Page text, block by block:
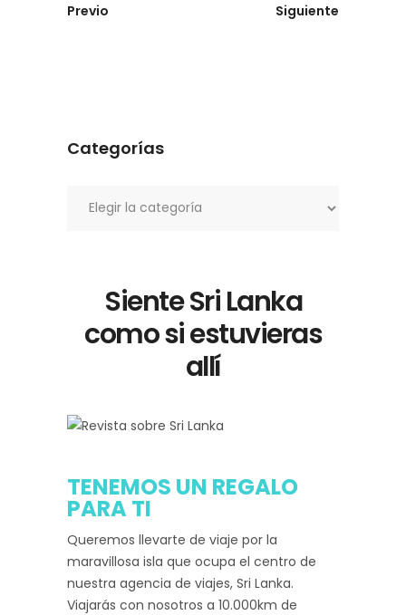
Previo Siguiente
Categorías
Siente Sri Lanka
como si estuvieras
allí
TENEMOS UN REGALO
PARA TI
Queremos llevarte de viaje por la
maravillosa isla que ocupa el centro de
nuestra agencia de viajes, Sri Lanka.
Viajarás con nosotros a 10.000km de